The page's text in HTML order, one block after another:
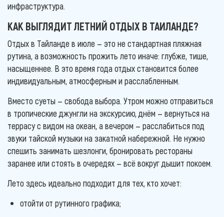
инфраструктура.
КАК ВЫГЛЯДИТ ЛЕТНИЙ ОТДЫХ В ТАИЛАНДЕ?
Отдых в Тайланде в июле — это не стандартная пляжная
рутина, а возможность прожить лето иначе: глубже, тише,
насыщеннее. В это время года отдых становится более
индивидуальным, атмосферным и расслабленным.
Вместо суеты — свобода выбора. Утром можно отправиться
в тропические джунгли на экскурсию, днём — вернуться на
террасу с видом на океан, а вечером — расслабиться под
звуки тайской музыки на закатной набережной. Не нужно
спешить занимать шезлонги, бронировать рестораны
заранее или стоять в очередях — всё вокруг дышит покоем.
Лето здесь идеально подходит для тех, кто хочет:
отойти от рутинного графика;